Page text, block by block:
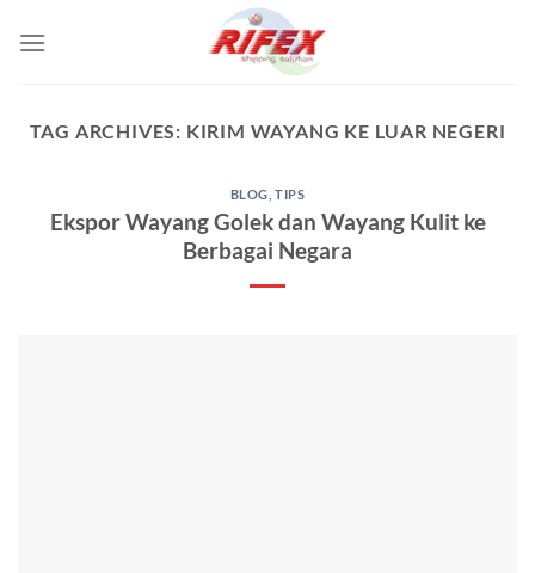
TAG ARCHIVES: KIRIM WAYANG KE LUAR NEGERI
BLOG ,TIPS
Ekspor Wayang Golek dan Wayang Kulit ke
Berbagai Negara